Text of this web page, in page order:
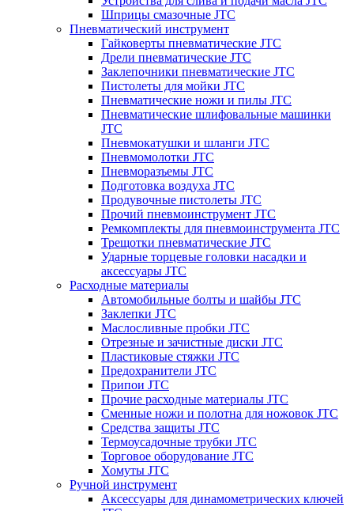
Шприцы смазочные JTC
Пневматический инструмент
Гайковерты пневматические JTC
Дрели пневматические JTC
Заклепочники пневматические JTC
Пистолеты для мойки JTC
Пневматические ножи и пилы JTC
Пневматические шлифовальные машинки
JTC
Пневмокатушки и шланги JTC
Пневмомолотки JTC
Пневморазъемы JTC
Подготовка воздуха JTC
Продувочные пистолеты JTC
Прочий пневмоинструмент JTC
Ремкомплекты для пневмоинструмента JTC
Трещотки пневматические JTC
Ударные торцевые головки насадки и
аксессуары JTC
Расходные материалы
Автомобильные болты и шайбы JTC
Заклепки JTC
Маслосливные пробки JTC
Отрезные и зачистные диски JTC
Пластиковые стяжки JTC
Предохранители JTC
Припои JTC
Прочие расходные материалы JTC
Сменные ножи и полотна для ножовок JTC
Средства защиты JTC
Термоусадочные трубки JTC
Торговое оборудование JTC
Хомуты JTC
Ручной инструмент
Аксессуары для динамометрических ключей